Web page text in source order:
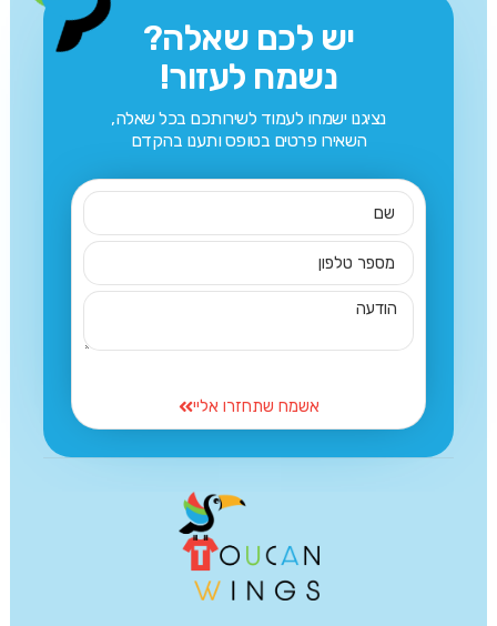
יש לכם שאלה?
נשמח לעזור!
נציגנו ישמחו לעמוד לשירותכם בכל שאלה,
השאירו פרטים בטופס ותענו בהקדם
אשמח שתחזרו אליי